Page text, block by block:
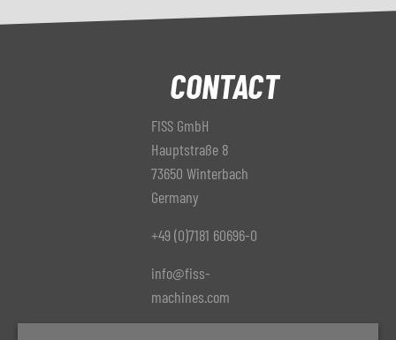
CONTACT
FISS GmbH
Hauptstraße 8
73650 Winterbach
Germany
+49 (0)7181 60696-0
info@fiss-
machines.com